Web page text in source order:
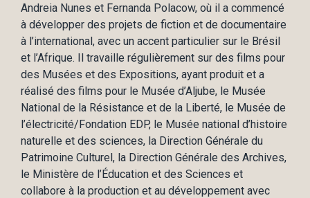
Andreia Nunes et Fernanda Polacow, où il a commencé
à développer des projets de fiction et de documentaire
à l’international, avec un accent particulier sur le Brésil
et l’Afrique. Il travaille régulièrement sur des films pour
des Musées et des Expositions, ayant produit et a
réalisé des films pour le Musée d’Aljube, le Musée
National de la Résistance et de la Liberté, le Musée de
l’électricité/Fondation EDP, le Musée national d’histoire
naturelle et des sciences, la Direction Générale du
Patrimoine Culturel, la Direction Générale des Archives,
le Ministère de l’Éducation et des Sciences et
collabore à la production et au développement avec